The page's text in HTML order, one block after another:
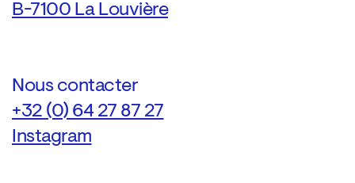
B-7100 La Louvière
Nous contacter
+32 (0) 64 27 87 27
Instagram